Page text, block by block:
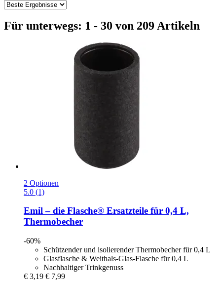
Für unterwegs: 1 - 30 von 209 Artikeln
2 Optionen
5.0 (1)
Emil – die Flasche® Ersatzteile für 0,4 L,
Thermobecher
-60%
Schützender und isolierender Thermobecher für 0,4 L
Glasflasche & Weithals-Glas-Flasche für 0,4 L
Nachhaltiger Trinkgenuss
€ 3,19 € 7,99